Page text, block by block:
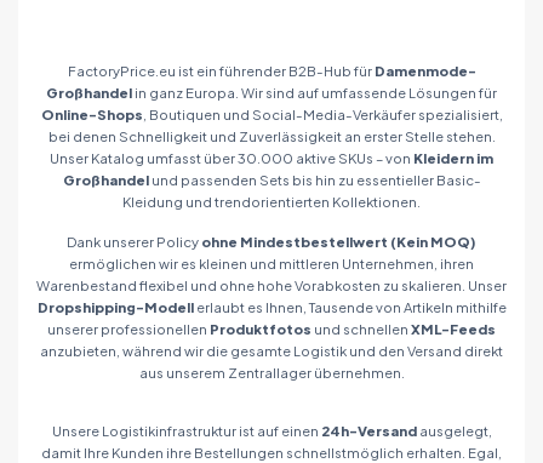
FactoryPrice.eu ist ein führender B2B-Hub für Damenmode-
Großhandel in ganz Europa. Wir sind auf umfassende Lösungen für
Online-Shops , Boutiquen und Social-Media-Verkäufer spezialisiert,
bei denen Schnelligkeit und Zuverlässigkeit an erster Stelle stehen.
Unser Katalog umfasst über 30.000 aktive SKUs – von Kleidern im
Großhandelund passenden Sets bis hin zu essentieller Basic-
Kleidung und trendorientierten Kollektionen.
Dank unserer Policy ohne Mindestbestellwert (Kein MOQ)
ermöglichen wir es kleinen und mittleren Unternehmen, ihren
Warenbestand flexibel und ohne hohe Vorabkosten zu skalieren. Unser
Dropshipping-Modellerlaubt es Ihnen, Tausende von Artikeln mithilfe
unserer professionellen Produktfotos und schnellen XML-Feeds
anzubieten, während wir die gesamte Logistik und den Versand direkt
aus unserem Zentrallager übernehmen.
Unsere Logistikinfrastruktur ist auf einen 24h-Versandausgelegt,
damit Ihre Kunden ihre Bestellungen schnellstmöglich erhalten. Egal,